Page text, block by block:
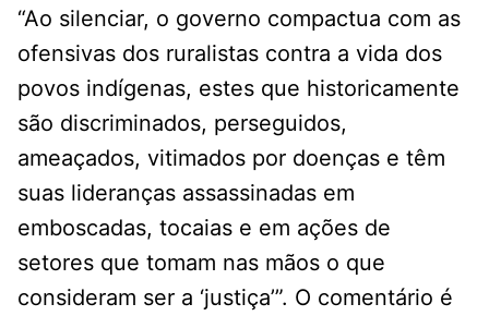
“Ao silenciar, o governo compactua com as
ofensivas dos ruralistas contra a vida dos
povos indígenas, estes que historicamente
são discriminados, perseguidos,
ameaçados, vitimados por doenças e têm
suas lideranças assassinadas em
emboscadas, tocaias e em ações de
setores que tomam nas mãos o que
consideram ser a ‘justiça’”. O comentário é